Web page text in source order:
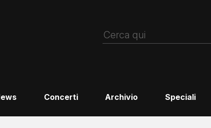
Concerti Archivio Speciali